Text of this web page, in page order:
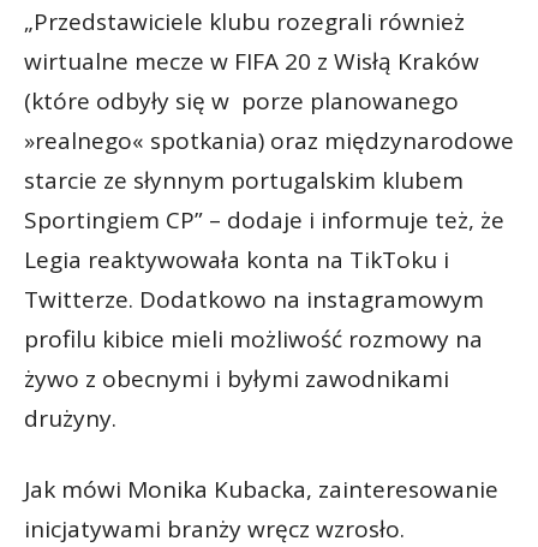
„Przedstawiciele klubu rozegrali również
wirtualne mecze w FIFA 20 z Wisłą Kraków
(które odbyły się w porze planowanego
»realnego« spotkania) oraz międzynarodowe
starcie ze słynnym portugalskim klubem
Sportingiem CP” – dodaje i informuje też, że
Legia reaktywowała konta na TikToku i
Twitterze. Dodatkowo na instagramowym
profilu kibice mieli możliwość rozmowy na
żywo z obecnymi i byłymi zawodnikami
drużyny.
Jak mówi Monika Kubacka, zainteresowanie
inicjatywami branży wręcz wzrosło.